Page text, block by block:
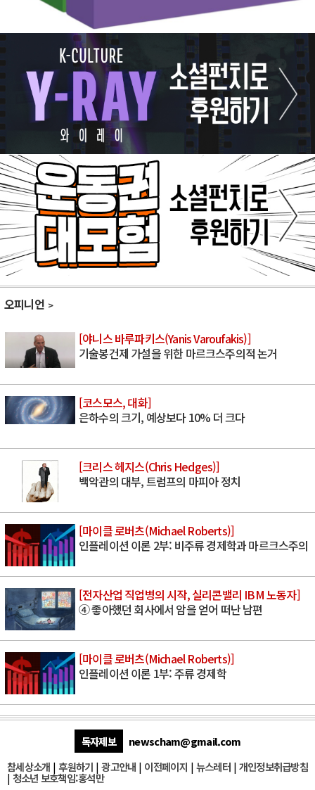
오피니언
[야니스 바루파키스(Yanis Varoufakis)]
기술봉건제 가설을 위한 마르크스주의적 논거
[코스모스, 대화]
은하수의 크기, 예상보다 10% 더 크다
[크리스 헤지스(Chris Hedges)]
백악관의 대부, 트럼프의 마피아 정치
[마이클 로버츠(Michael Roberts)]
인플레이션 이론 2부: 비주류 경제학과 마르크스주의
[전자산업 직업병의 시작, 실리콘밸리 IBM 노동자]
④ 좋아했던 회사에서 암을 얻어 떠난 남편
[마이클 로버츠(Michael Roberts)]
인플레이션 이론 1부: 주류 경제학
독자제보
newscham@gmail.com
참세상소개 | 후원하기 |광고안내 | 이전페이지 | 뉴스레터| 개인정보취급방침
| 청소년 보호책임:홍석만